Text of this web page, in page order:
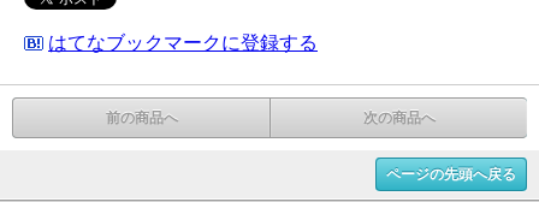
はてなブックマークに登録する
前の商品へ 次の商品へ
ページの先頭へ戻る